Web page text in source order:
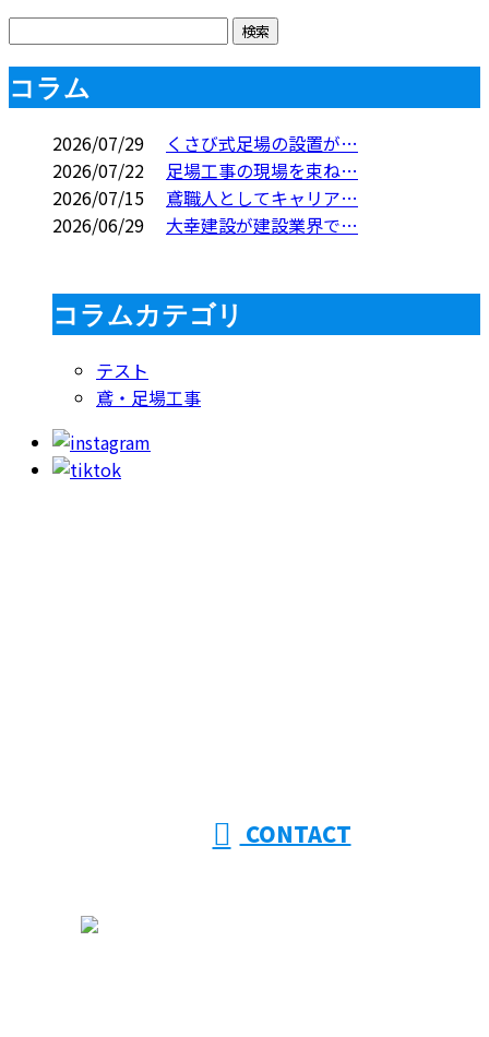
コラム
2026/07/29
くさび式足場の設置が…
2026/07/22
足場工事の現場を束ね…
2026/07/15
鳶職人としてキャリア…
2026/06/29
大幸建設が建設業界で…
コラムカテゴリ
テスト
鳶・足場工事
CONTACT